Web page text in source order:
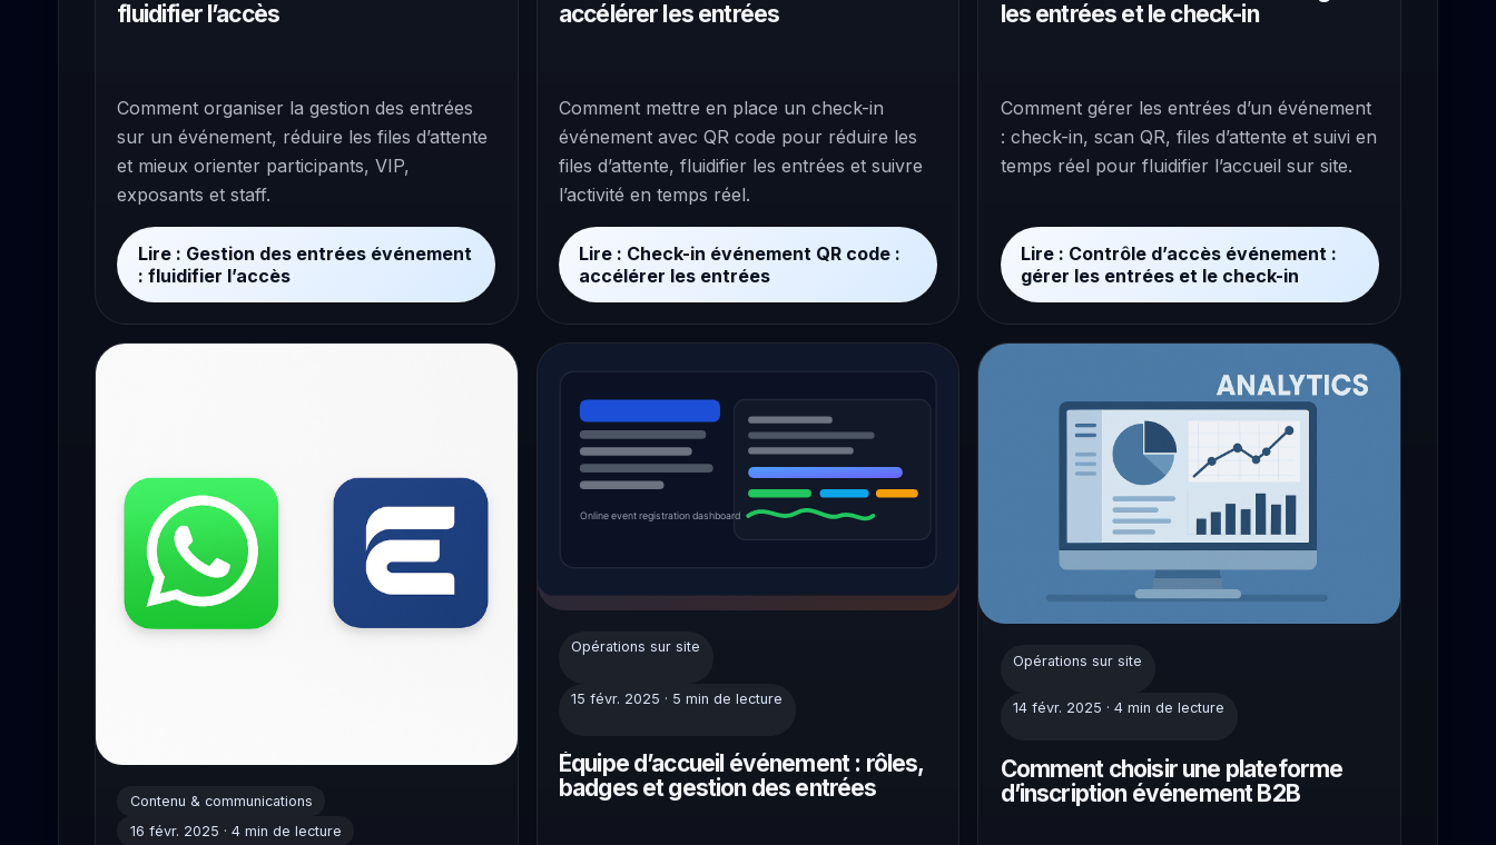
fluidifier l’accès
Comment organiser la gestion des entrées
sur un événement, réduire les files d’attente
et mieux orienter participants, VIP,
exposants et staff.
Lire : Gestion des entrées événement
: fluidifier l’accès
accélérer les entrées
Comment mettre en place un check-in
événement avec QR code pour réduire les
files d’attente, fluidifier les entrées et suivre
l’activité en temps réel.
Lire : Check-in événement QR code :
accélérer les entrées
les entrées et le check-in
Comment gérer les entrées d’un événement
: check-in, scan QR, files d’attente et suivi en
temps réel pour fluidifier l’accueil sur site.
Lire : Contrôle d’accès événement :
gérer les entrées et le check-in
Contenu & communications
16 févr. 2025 · 4 min de lecture
Opérations sur site
15 févr. 2025 · 5 min de lecture
Équipe d’accueil événement : rôles,
badges et gestion des entrées
Opérations sur site
14 févr. 2025 · 4 min de lecture
Comment choisir une plateforme
d’inscription événement B2B